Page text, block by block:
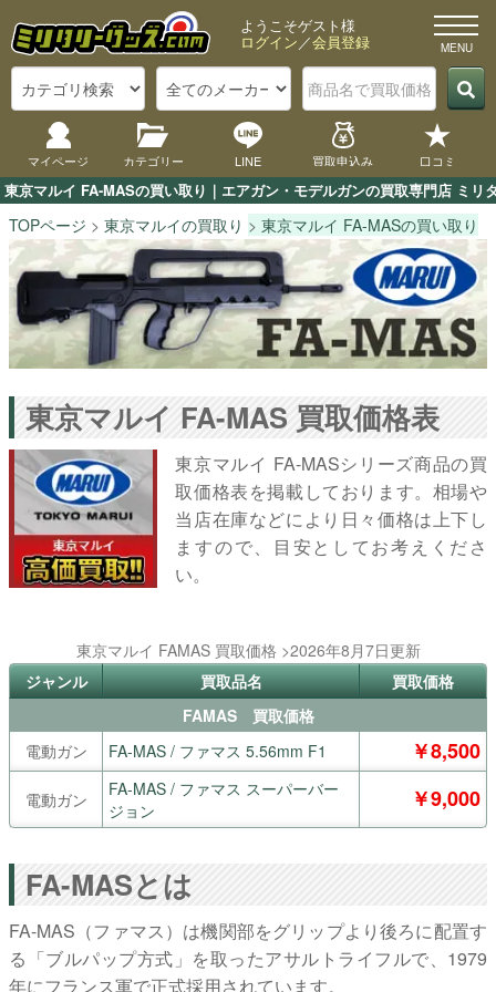
東京マルイ FA-MASの買い取り｜エアガン・モデルガンの買取専門店 ミリ
ようこそゲスト様
ログイン／会員登録
マイページ カテゴリー LINE 買取申込み 口コミ
TOPページ 東京マルイの買取り 東京マルイ FA-MASの買い取り
東京マルイ FA-MAS 買取価格表
東京マルイ FA-MASシリーズ商品の買
取価格表を掲載しております。相場や
当店在庫などにより日々価格は上下し
ますので、目安としてお考えくださ
い。
東京マルイ FAMAS 買取価格 >2026年8月7日更新
ジャンル
買取品名
買取価格
FAMAS 買取価格
電動ガン
FA-MAS / ファマス 5.56mm F1 ￥8,500
電動ガン
FA-MAS / ファマス スーパーバー
ジョン
￥9,000
FA-MASとは
FA-MAS（ファマス）は機関部をグリップより後ろに配置す
る「ブルパップ方式」を取ったアサルトライフルで、1979
年にフランス軍で正式採用されています。